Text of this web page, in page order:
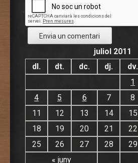
juliol 2011
dl.
dt. dc. dj. dv.
« juny
1
4
5 6 7 8
11
12 13 14 15
18
19 20 21 22
25
26 27 28 29